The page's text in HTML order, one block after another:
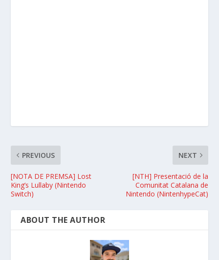
PREVIOUS
[NOTA DE PREMSA] Lost
King’s Lullaby (Nintendo
Switch)
NEXT
[NTH] Presentació de la
Comunitat Catalana de
Nintendo (NintenhypeCat)
ABOUT THE AUTHOR